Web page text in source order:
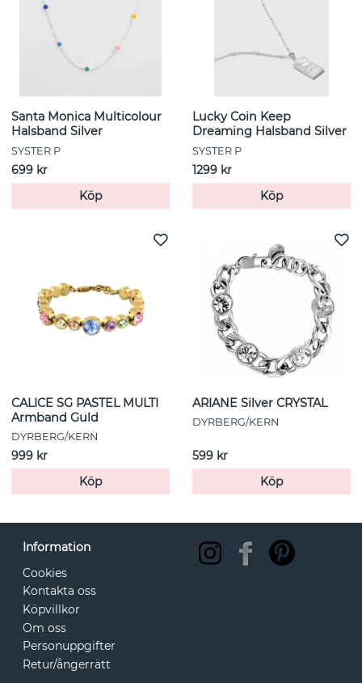
Santa Monica Multicolour
Halsband Silver
SYSTER P
699 kr
Köp
Lucky Coin Keep
Dreaming Halsband Silver
SYSTER P
1299 kr
Köp
CALICE SG PASTEL MULTI
Armband Guld
DYRBERG/KERN
999 kr
Köp
ARIANE Silver CRYSTAL
DYRBERG/KERN
599 kr
Köp
Information
Cookies
Kontakta oss
Köpvillkor
Om oss
Personuppgifter
Retur/ångerrätt